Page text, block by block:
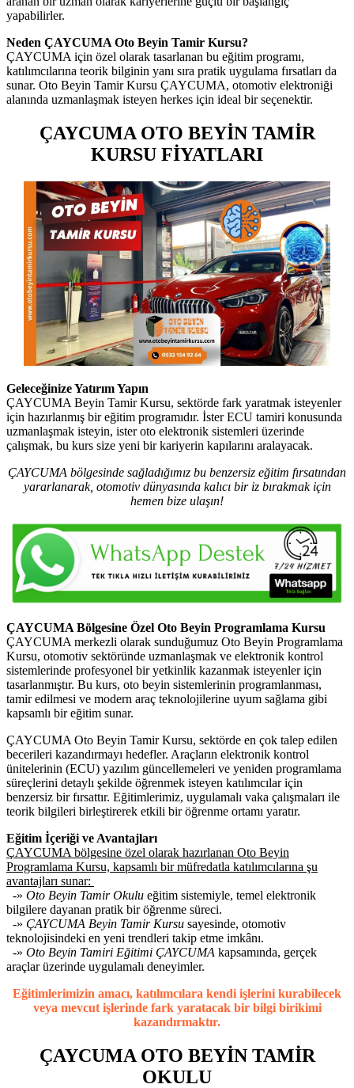
yapabilirler.
Neden ÇAYCUMA Oto Beyin Tamir Kursu?
ÇAYCUMA için özel olarak tasarlanan bu eğitim programı,
katılımcılarına teorik bilginin yanı sıra pratik uygulama fırsatları da
sunar. Oto Beyin Tamir Kursu ÇAYCUMA, otomotiv elektroniği
alanında uzmanlaşmak isteyen herkes için ideal bir seçenektir.
ÇAYCUMA OTO BEYİN TAMİR
KURSU FİYATLARI
Geleceğinize Yatırım Yapın
ÇAYCUMA Beyin Tamir Kursu, sektörde fark yaratmak isteyenler
için hazırlanmış bir eğitim programıdır. İster ECU tamiri konusunda
uzmanlaşmak isteyin, ister oto elektronik sistemleri üzerinde
çalışmak, bu kurs size yeni bir kariyerin kapılarını aralayacak.
ÇAYCUMA bölgesinde sağladığımız bu benzersiz eğitim fırsatından
yararlanarak, otomotiv dünyasında kalıcı bir iz bırakmak için
hemen bize ulaşın!
ÇAYCUMA Bölgesine Özel Oto Beyin Programlama Kursu
ÇAYCUMA merkezli olarak sunduğumuz Oto Beyin Programlama
Kursu, otomotiv sektöründe uzmanlaşmak ve elektronik kontrol
sistemlerinde profesyonel bir yetkinlik kazanmak isteyenler için
tasarlanmıştır. Bu kurs, oto beyin sistemlerinin programlanması,
tamir edilmesi ve modern araç teknolojilerine uyum sağlama gibi
kapsamlı bir eğitim sunar.
ÇAYCUMA Oto Beyin Tamir Kursu, sektörde en çok talep edilen
becerileri kazandırmayı hedefler. Araçların elektronik kontrol
ünitelerinin (ECU) yazılım güncellemeleri ve yeniden programlama
süreçlerini detaylı şekilde öğrenmek isteyen katılımcılar için
benzersiz bir fırsattır. Eğitimlerimiz, uygulamalı vaka çalışmaları ile
teorik bilgileri birleştirerek etkili bir öğrenme ortamı yaratır.
Eğitim İçeriği ve Avantajları
ÇAYCUMA bölgesine özel olarak hazırlanan Oto Beyin
Programlama Kursu, kapsamlı bir müfredatla katılımcılarına şu
avantajları sunar:
-» Oto Beyin Tamir Okulu eğitim sistemiyle, temel elektronik
bilgilere dayanan pratik bir öğrenme süreci.
-» ÇAYCUMA Beyin Tamir Kursu sayesinde, otomotiv
teknolojisindeki en yeni trendleri takip etme imkânı.
-» Oto Beyin Tamiri Eğitimi ÇAYCUMA kapsamında, gerçek
araçlar üzerinde uygulamalı deneyimler.
Eğitimlerimizin amacı, katılımcılara kendi işlerini kurabilecek
veya mevcut işlerinde fark yaratacak bir bilgi birikimi
kazandırmaktır.
ÇAYCUMA OTO BEYİN TAMİR
OKULU